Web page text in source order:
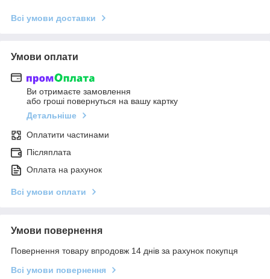
Всі умови доставки
Умови оплати
Ви отримаєте замовлення
або гроші повернуться на вашу картку
Детальніше
Оплатити частинами
Післяплата
Оплата на рахунок
Всі умови оплати
Умови повернення
Повернення товару впродовж 14 днів за рахунок покупця
Всі умови повернення